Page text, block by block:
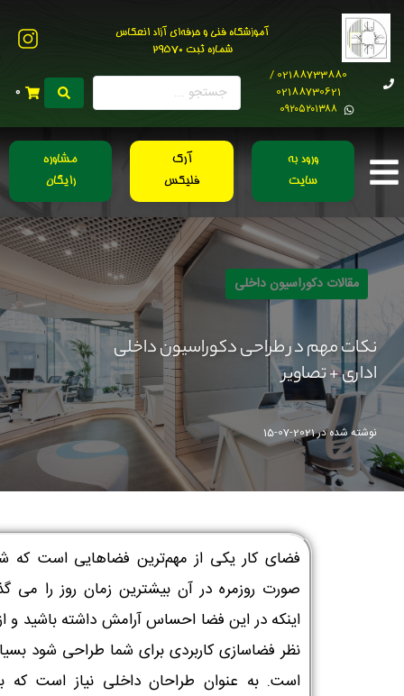
آموزشگاه فنی و حرفه‌ای آزاد انعکاس
شماره ثبت 29570
02188733880 /
02188730621
0۹۲۰۵۲۰۱۳۸۸
0
ورود به
سایت
آرک
فلیکس
مشاوره
رایگان
مقالات دکوراسیون داخلی
نکات مهم در طراحی دکوراسیون داخلی
اداری + تصاویر
نوشته شده در2021-07-15
فضای کار یکی از مهم‌ترین فضاهایی است که
صورت روزمره در آن بیشترین زمان روز را می
اینکه در این فضا احساس آرامش داشته باشید و
نظر فضاسازی کاربردی برای شما طراحی شود
است. به عنوان طراحان داخلی نیاز است که